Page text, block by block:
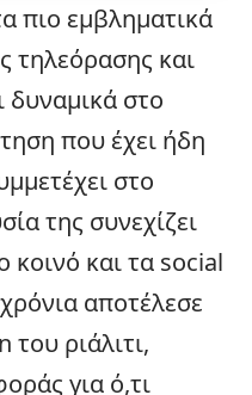
πιο εμβληματικά
τηλεόρασης και
δυναμικά στο
που έχει ήδη
στο
της συνεχίζει
κοινό και τα social
αποτέλεσε
ριάλιτι,
για ό,τι